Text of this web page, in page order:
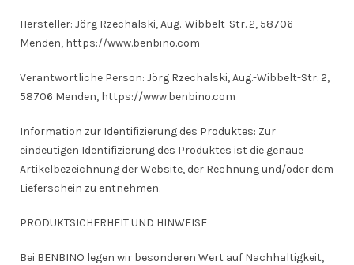
Hersteller: Jörg Rzechalski, Aug.-Wibbelt-Str. 2, 58706
Menden, https://www.benbino.com
Verantwortliche Person: Jörg Rzechalski, Aug.-Wibbelt-Str. 2,
58706 Menden, https://www.benbino.com
Information zur Identifizierung des Produktes: Zur
eindeutigen Identifizierung des Produktes ist die genaue
Artikelbezeichnung der Website, der Rechnung und/oder dem
Lieferschein zu entnehmen.
PRODUKTSICHERHEIT UND HINWEISE
Bei BENBINO legen wir besonderen Wert auf Nachhaltigkeit,